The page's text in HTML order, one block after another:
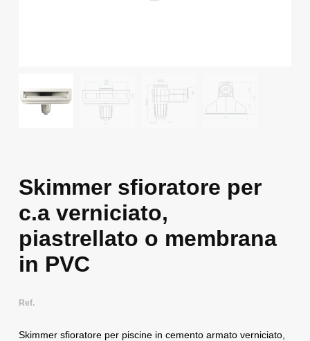
Skimmer sfioratore per
c.a verniciato,
piastrellato o membrana
in PVC
Ref.
Skimmer sfioratore per piscine in cemento armato verniciato,